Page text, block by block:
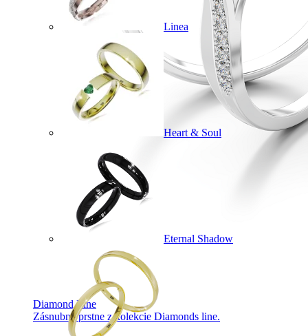
Diamond Line
Zásnubné prstne z kolekcie Diamonds line.
Linea
Heart & Soul
Eternal Shadow